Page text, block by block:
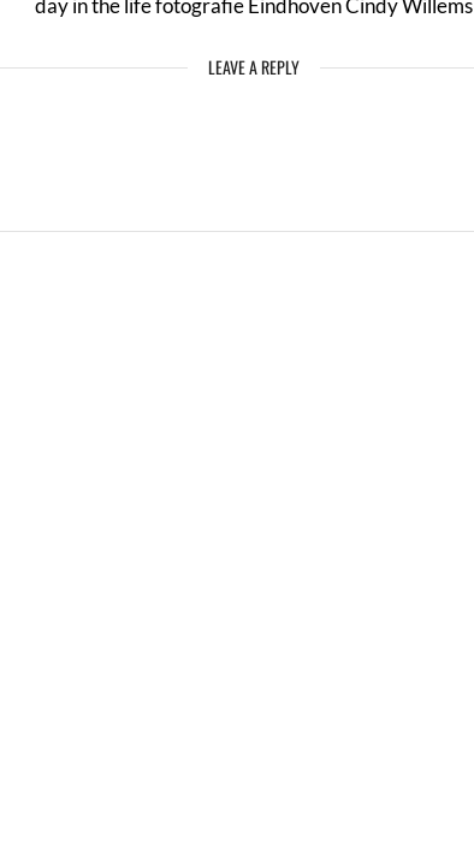
day in the life fotografie Eindhoven Cindy Willems
LEAVE A REPLY